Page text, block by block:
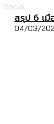
Social
สรุป 6 เมื
04/03/